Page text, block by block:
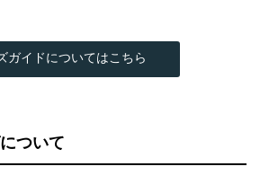
ガイドについてはこちら
ついて